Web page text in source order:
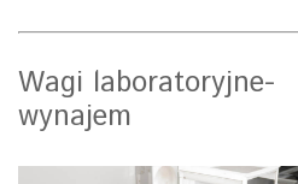
Wagi laboratoryjne-
wynajem